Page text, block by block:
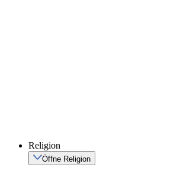
Religion
Öffne Religion